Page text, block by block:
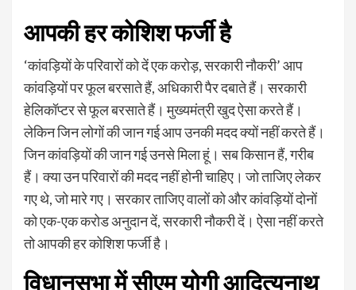
आपकी हर कोशिश फर्जी है
‘कांवड़ियों के परिवारों को दें एक करोड़, सरकारी नौकरी’ आप
कांवड़ि‍यों पर फूल बरसाते हैं, अधिकारी पैर दबाते हैं। सरकारी
हेलिकॉप्‍टर से फूल बरसाते हैं। मुख्‍यमंत्री खुद ऐसा करते हैं।
लेकिन जिन लोगों की जान गई आप उनकी मदद क्‍यों नहीं करते हैं।
जिन कांवड़ि‍यों की जान गई उनसे मिला हूं। सब किसान हैं, गरीब
हैं। क्‍या उन परिवारों की मदद नहीं होनी चाहिए। जो ताजिए लेकर
गए थे, जो मारे गए। सरकार ताजिए वालों को और कांवड़ियों दोनों
को एक-एक करोड अनुदान दें, सरकारी नौकरी दें। ऐसा नहीं करते
तो आपकी हर कोशिश फर्जी है।
विधानसभा में सीएम योगी आद‍ित्‍यनाथ